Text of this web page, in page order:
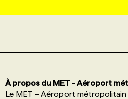
FAQ
ANNONCEZ AVEC NOUS
À propos du MET - Aéroport
Le MET – Aéroport